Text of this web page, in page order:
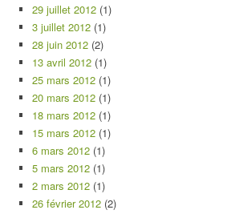
29 juillet 2012 (1)
3 juillet 2012 (1)
28 juin 2012 (2)
13 avril 2012 (1)
25 mars 2012 (1)
20 mars 2012 (1)
18 mars 2012 (1)
15 mars 2012 (1)
6 mars 2012 (1)
5 mars 2012 (1)
2 mars 2012 (1)
26 février 2012 (2)